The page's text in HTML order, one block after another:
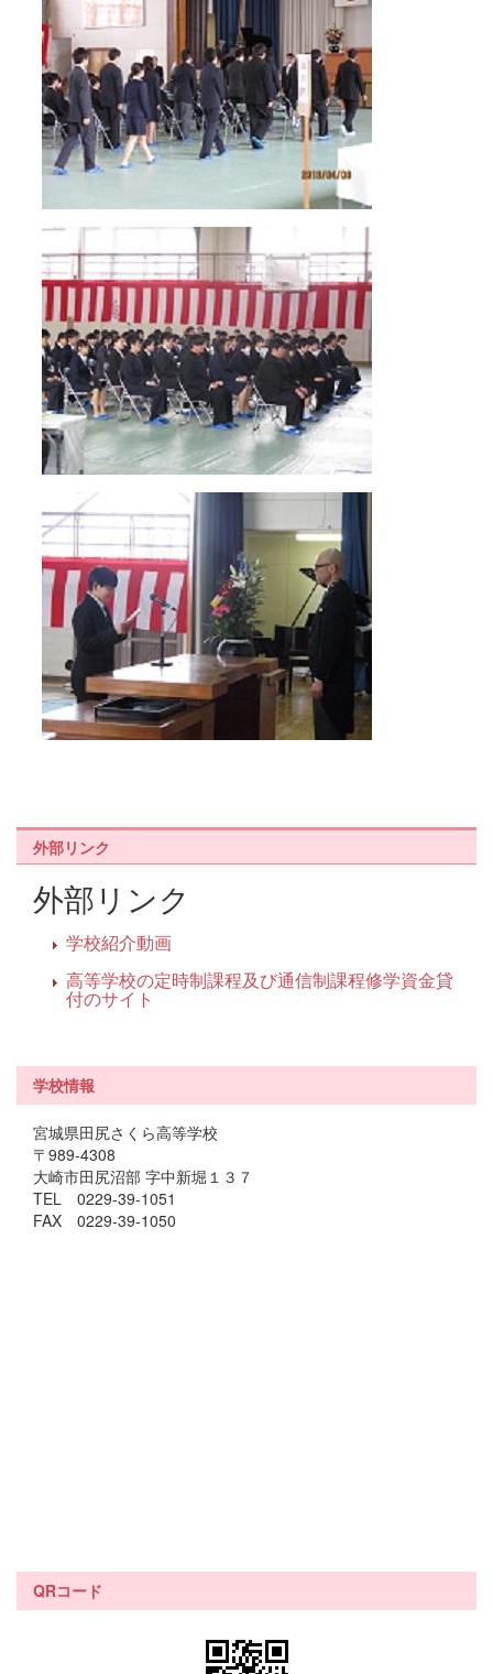
外部リンク
外部リンク
学校紹介動画
高等学校の定時制課程及び通信制課程修学資金貸
付のサイト
学校情報
宮城県田尻さくら高等学校
〒989-4308
大崎市田尻沼部 字中新堀１３７
TEL 0229-39-1051
FAX 0229-39-1050
QRコード